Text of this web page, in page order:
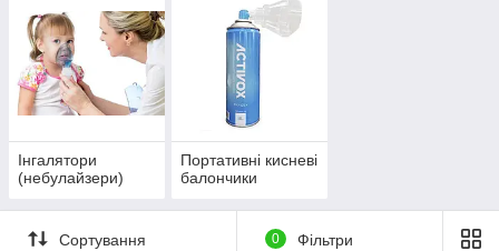
Інгалятори
(небулайзери)
Портативні кисневі
балончики
Сортування 0 Фільтри